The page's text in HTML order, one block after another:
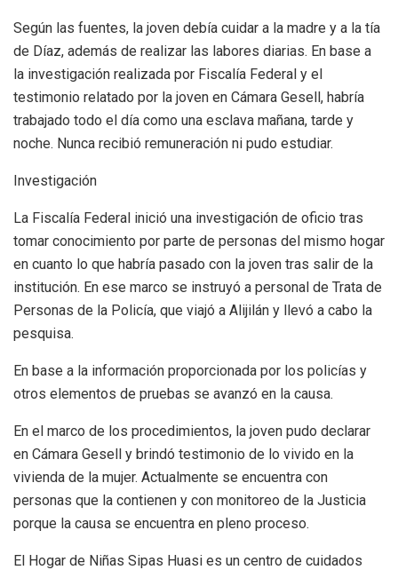
Según las fuentes, la joven debía cuidar a la madre y a la tía
de Díaz, además de realizar las labores diarias. En base a
la investigación realizada por Fiscalía Federal y el
testimonio relatado por la joven en Cámara Gesell, habría
trabajado todo el día como una esclava mañana, tarde y
noche. Nunca recibió remuneración ni pudo estudiar.
Investigación
La Fiscalía Federal inició una investigación de oficio tras
tomar conocimiento por parte de personas del mismo hogar
en cuanto lo que habría pasado con la joven tras salir de la
institución. En ese marco se instruyó a personal de Trata de
Personas de la Policía, que viajó a Alijilán y llevó a cabo la
pesquisa.
En base a la información proporcionada por los policías y
otros elementos de pruebas se avanzó en la causa.
En el marco de los procedimientos, la joven pudo declarar
en Cámara Gesell y brindó testimonio de lo vivido en la
vivienda de la mujer. Actualmente se encuentra con
personas que la contienen y con monitoreo de la Justicia
porque la causa se encuentra en pleno proceso.
El Hogar de Niñas Sipas Huasi es un centro de cuidados